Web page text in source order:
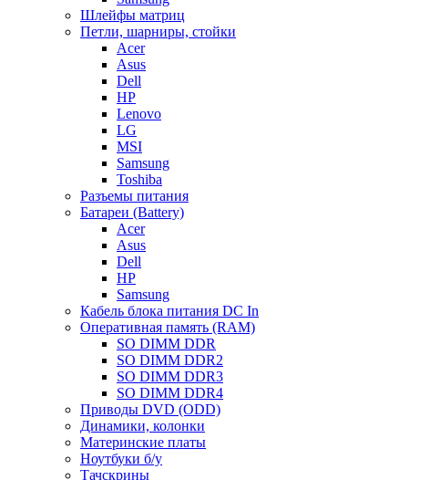
Шлейфы матриц
Петли, шарниры, стойки
Acer
Asus
Dell
HP
Lenovo
LG
MSI
Samsung
Toshiba
Разъемы питания
Батареи (Battery)
Acer
Asus
Dell
HP
Samsung
Кабель блока питания DC In
Оперативная память (RAM)
SO DIMM DDR
SO DIMM DDR2
SO DIMM DDR3
SO DIMM DDR4
Приводы DVD (ODD)
Динамики, колонки
Материнские платы
Ноутбуки б/у
Тачскрины